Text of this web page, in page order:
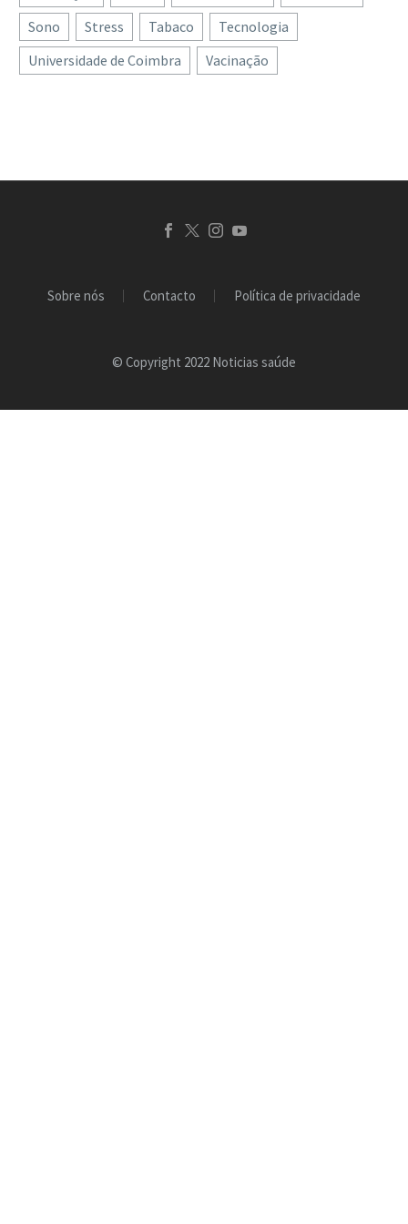
investigação de…
MedUni Vienna, foi
desenvolvido um novo
scanner…
Um novo grande estudo,
realizado por
investigadores da
Sono
Stress Tabaco
Tecnologia
Universidade de Coimbra
Vacinação
Sobre nós Contacto Política de privacidade
© Copyright 2022 Noticias saúde